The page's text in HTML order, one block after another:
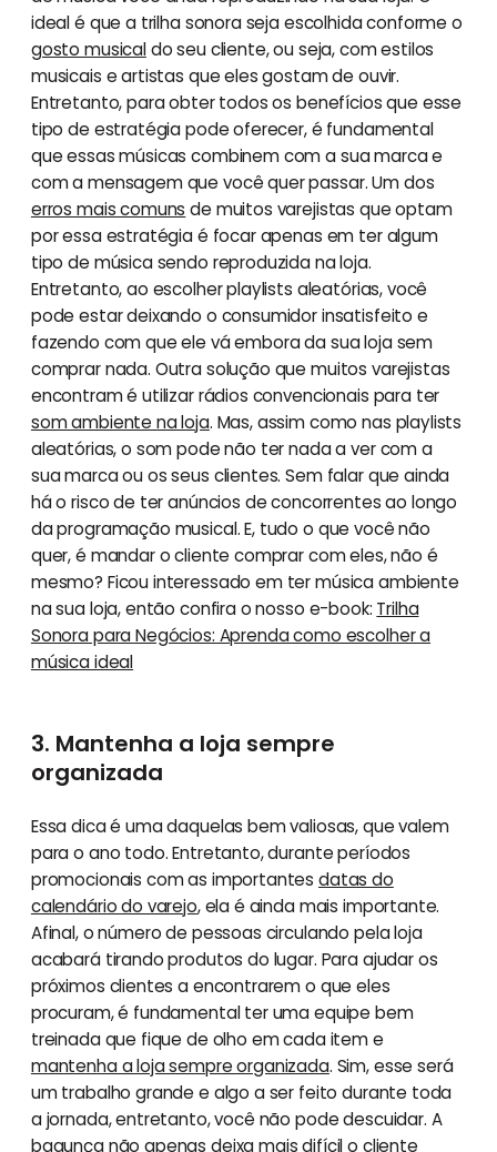
ideal é que a trilha sonora seja escolhida conforme o
gosto musicaldo seu cliente, ou seja, com estilos
musicais e artistas que eles gostam de ouvir.
Entretanto, para obter todos os benefícios que esse
tipo de estratégia pode oferecer, é fundamental
que essas músicas combinem com a sua marca e
com a mensagem que você quer passar. Um dos
erros mais comuns de muitos varejistas que optam
por essa estratégia é focar apenas em ter algum
tipo de música sendo reproduzida na loja.
Entretanto, ao escolher playlists aleatórias, você
pode estar deixando o consumidor insatisfeito e
fazendo com que ele vá embora da sua loja sem
comprar nada. Outra solução que muitos varejistas
encontram é utilizar rádios convencionais para ter
som ambiente na loja. Mas, assim como nas playlists
aleatórias, o som pode não ter nada a ver com a
sua marca ou os seus clientes. Sem falar que ainda
há o risco de ter anúncios de concorrentes ao longo
da programação musical. E, tudo o que você não
quer, é mandar o cliente comprar com eles, não é
mesmo? Ficou interessado em ter música ambiente
na sua loja, então confira o nosso e-book: Trilha
Sonora para Negócios: Aprenda como escolher a
música ideal
3. Mantenha a loja sempre
organizada
Essa dica é uma daquelas bem valiosas, que valem
para o ano todo. Entretanto, durante períodos
promocionais com as importantesdatas do
calendário do varejo, ela é ainda mais importante.
Afinal, o número de pessoas circulando pela loja
acabará tirando produtos do lugar. Para ajudar os
próximos clientes a encontrarem o que eles
procuram, é fundamental ter uma equipe bem
treinada que fique de olho em cada item e
mantenha a loja sempre organizada. Sim, esse será
um trabalho grande e algo a ser feito durante toda
a jornada, entretanto, você não pode descuidar. A
bagunça não apenas deixa mais difícil o cliente